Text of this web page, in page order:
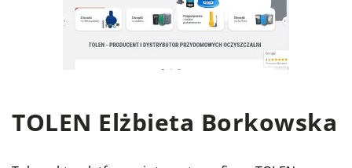
TOLEN Elżbieta Borkowska